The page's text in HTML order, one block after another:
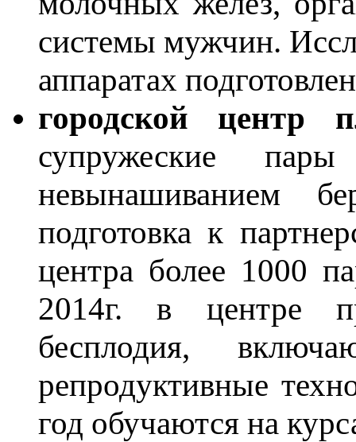
системы мужчин.
аппаратах
городской центр
супружеские
невынашиванием
подготовка к
центра более 1000
2014г. в центре
бесплодия,
репродуктивные
год обучаются на